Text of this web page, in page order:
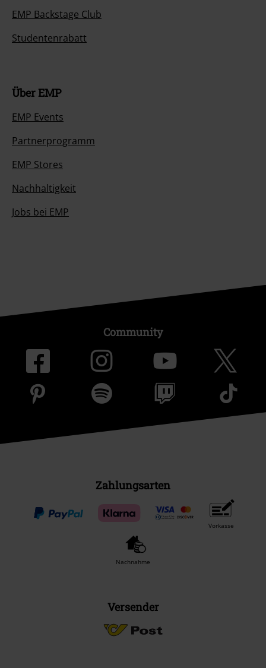
EMP Backstage Club
Studentenrabatt
Über EMP
EMP Events
Partnerprogramm
EMP Stores
Nachhaltigkeit
Jobs bei EMP
Community
Zahlungsarten
Vorkasse
Nachnahme
Versender